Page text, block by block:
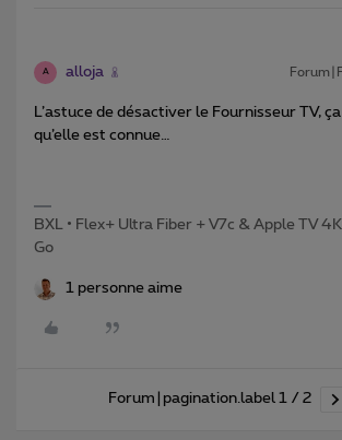
A alloja
L’astuce de désactiver le Fournisseur TV,
qu’elle est connue…
BXL • Flex+ Ultra Fiber + V7c & Apple TV
Go
1 personne aime
Forum|pagination.label 1 / 2